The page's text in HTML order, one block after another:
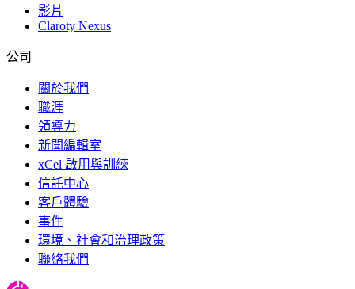
影片
Claroty Nexus
公司
關於我們
職涯
領導力
新聞編輯室
xCel 啟用與訓練
信託中心
客戶體驗
事件
環境、社會和治理政策
聯絡我們